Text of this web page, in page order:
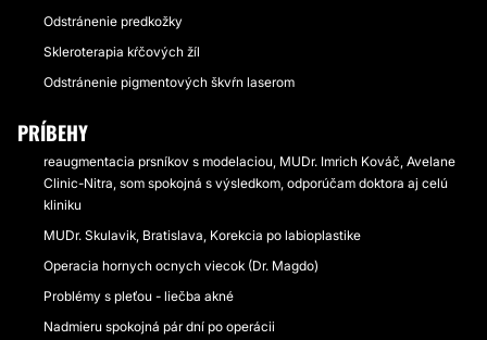
Odstránenie predkožky
Skleroterapia kŕčových žíl
Odstránenie pigmentových škvŕn laserom
PRÍBEHY
reaugmentacia prsníkov s modelaciou, MUDr. Imrich Kováč, Avelane
Clinic-Nitra, som spokojná s výsledkom, odporúčam doktora aj celú
kliniku
MUDr. Skulavik, Bratislava, Korekcia po labioplastike
Operacia hornych ocnych viecok (Dr. Magdo)
Problémy s pleťou - liečba akné
Nadmieru spokojná pár dní po operácii